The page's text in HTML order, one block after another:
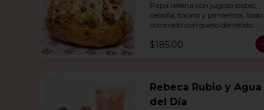
Día
Papa rellena con jugoso bistec,
cebolla, tocino y pimientos, todo
coronado con queso derretido.
$185.00
Rebeca Rubio y Agua
del Día